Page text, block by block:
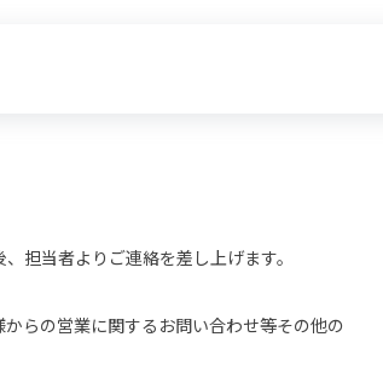
担当者よりご連絡を差し上げます。
らの営業に関するお問い合わせ等その他の